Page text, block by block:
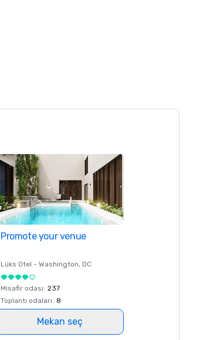
Promote your venue
Lüks Otel - Washington, DC
Misafir odası: 237
Toplantı odaları: 8
Mekan seç